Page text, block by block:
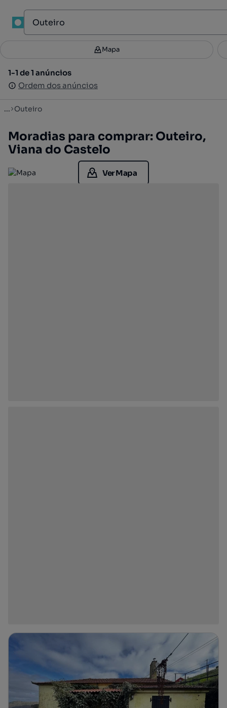
Filtros 2
1-1 de 1 anúncios
Ordem dos anúncios
Mapa
1-1 de 1 anúncios
Ordem dos anúncios
... Outeiro
Moradias para comprar: Outeiro,
Viana do Castelo
Ver Mapa